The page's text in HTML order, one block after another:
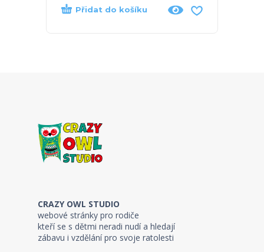
Přidat do košíku
CRAZY OWL STUDIO
webové stránky pro rodiče
kteří se s dětmi neradi nudí a hledají
zábavu i vzdělání pro svoje ratolesti